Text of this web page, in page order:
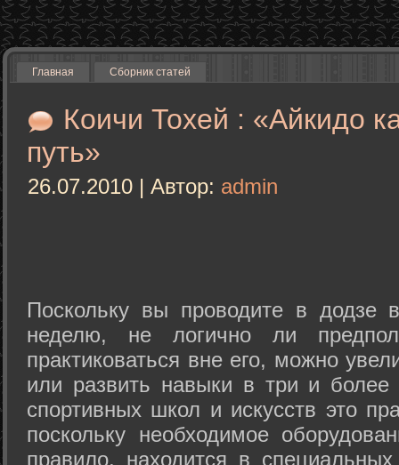
Главная Сборник статей
Коичи Тохей : «Айкидо
путь»
26.07.2010 | Автор: admin
Поскольку вы проводите в додзе
неделю, не логично ли
практиковаться вне его, можно
или развить навыки в три и
спортивных школ и искусств это
поскольку необходимое
правило, находится в